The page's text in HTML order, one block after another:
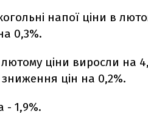
напої ціни в
0,3%.
ціни виросли на
зниження цін на 0,2%.
- 1,9%.